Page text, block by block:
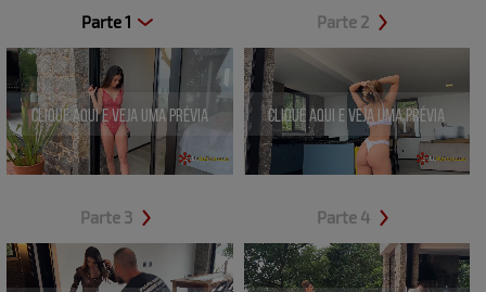
Parte 1
Clique aqui e veja uma prévia
Parte 2
Clique aqui e veja uma prévia
Parte 3 Parte 4